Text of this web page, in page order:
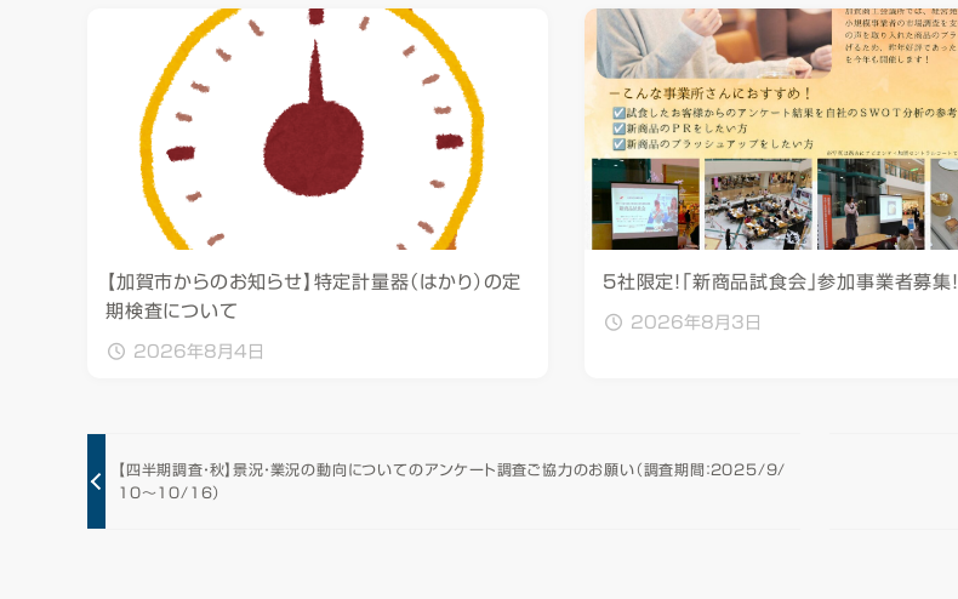
【加賀市からのお知らせ】特定計量器（はかり）の定
期検査について
2026年8月4日
5社限定！「新商品試食会」参加事業者募集！
2026年8月3日
【四半期調査・秋】景況・業況の動向についてのアンケート調査ご協力のお願い（調査期間：2025/9/
10～10/16）